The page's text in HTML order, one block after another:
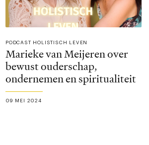
PODCAST HOLISTISCH LEVEN
Marieke van Meijeren over
bewust ouderschap,
ondernemen en spiritualiteit
09 MEI 2024